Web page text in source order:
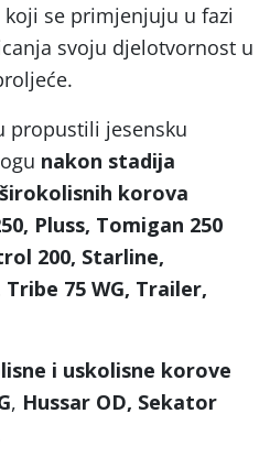
se primjenjuju u fazi
svoju djelotvornost u
propustili jesensku
nakon stadija
širokolisnih korova
Pluss, Tomigan 250
200, Starline,
75 WG, Trailer,
i uskolisne korove
, Hussar OD, Sekator